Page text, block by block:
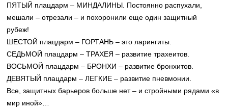
ПЯТЫЙ плацдарм – МИНДАЛИНЫ. Постоянно распухали,
мешали – отрезали – и похоронили еще один защитный
рубеж!
ШЕСТОЙ плацдарм – ГОРТАНЬ – это ларингиты.
СЕДЬМОЙ плацдарм – ТРАХЕЯ – развитие трахеитов.
ВОСЬМОЙ плацдарм – БРОНХИ – развитие бронхитов.
ДЕВЯТЫЙ плацдарм – ЛЕГКИЕ – развитие пневмонии.
Все, защитных барьеров больше нет – и стройными рядами «в
мир иной»…